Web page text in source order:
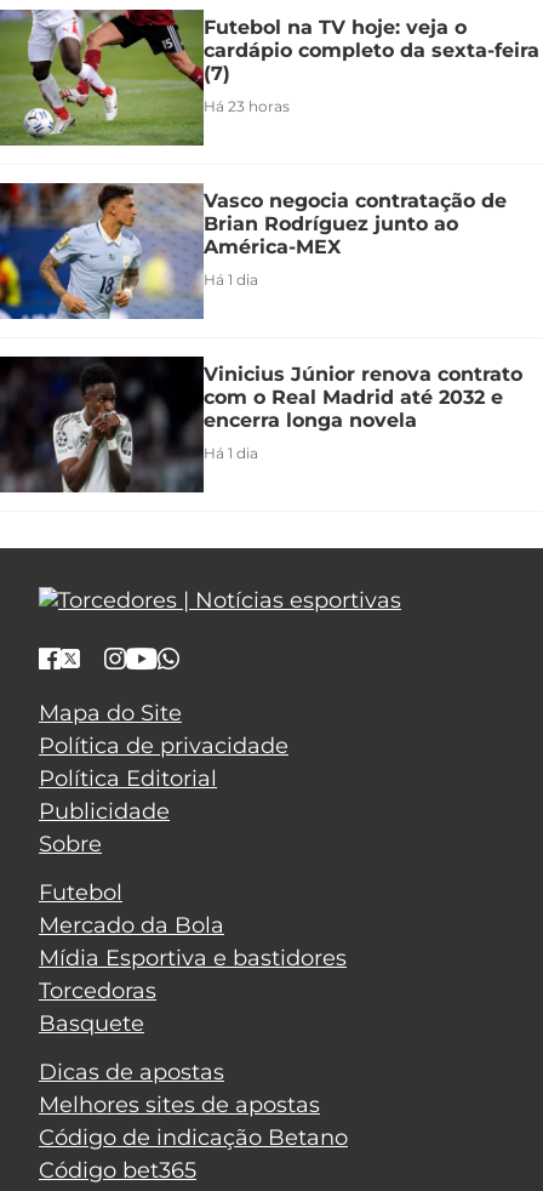
Futebol na TV hoje: veja o
cardápio completo da sexta-feira
(7)
Há 23 horas
Vasco negocia contratação de
Brian Rodríguez junto ao
América-MEX
Há 1 dia
Vinicius Júnior renova contrato
com o Real Madrid até 2032 e
encerra longa novela
Há 1 dia
Mapa do Site
Política de privacidade
Política Editorial
Publicidade
Sobre
Futebol
Mercado da Bola
Mídia Esportiva e bastidores
Torcedoras
Basquete
Dicas de apostas
Melhores sites de apostas
Código de indicação Betano
Código bet365